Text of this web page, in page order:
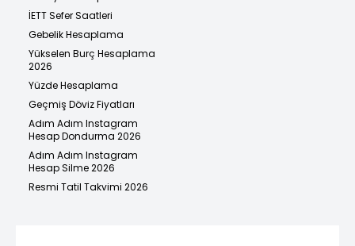
İETT Sefer Saatleri
Gebelik Hesaplama
Yükselen Burç Hesaplama
2026
Yüzde Hesaplama
Geçmiş Döviz Fiyatları
Adım Adım Instagram
Hesap Dondurma 2026
Adım Adım Instagram
Hesap Silme 2026
Resmi Tatil Takvimi 2026